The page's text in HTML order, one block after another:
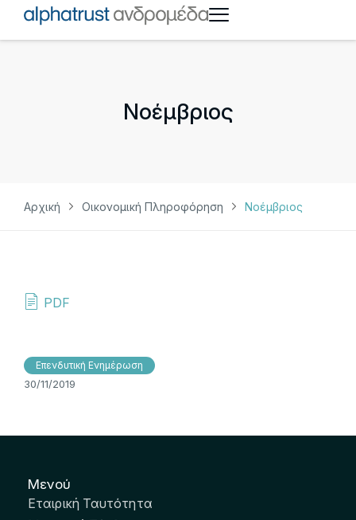
Νοέμβριος
Αρχική Οικονομική Πληροφόρηση Νοέμβριος
PDF
Επενδυτική Ενημέρωση
30/11/2019
Μενού
Εταιρική Ταυτότητα